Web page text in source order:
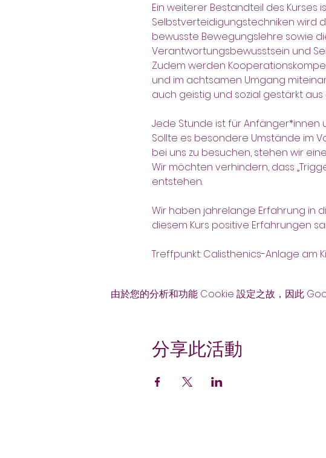
Ein weiterer Bestandteil des
Selbstverteidigungstechniken wird
bewusste Bewegungslehre sowie
Verantwortungsbewusstsein und
Zudem werden
und im achtsamen Umgang
auch geistig und sozial gestärkt
Jede Stunde ist für Anfänger*innen
Sollte es besondere Umstände im
bei uns zu besuchen, stehen wir
Wir möchten verhindern, dass
entstehen.
Wir haben jahrelange Erfahrung in
diesem Kurs positive Erfahrungen
Treffpunkt: Calisthenics-Anlage am
由於您的分析和功能 Cookie 設定之故，因此
分享此活動